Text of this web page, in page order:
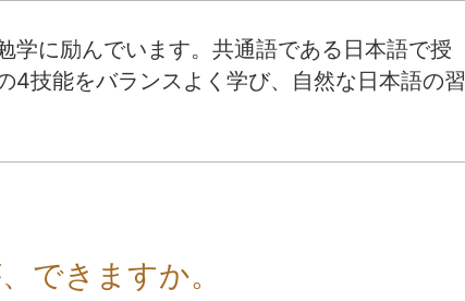
学に励んでいます。共通語である日本語で授
4技能をバランスよく学び、自然な日本語の習
できますか。